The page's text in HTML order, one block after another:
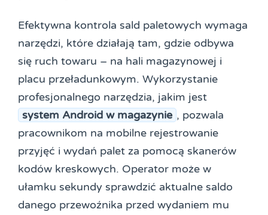
Efektywna kontrola sald paletowych wymaga
narzędzi, które działają tam, gdzie odbywa
się ruch towaru – na hali magazynowej i
placu przeładunkowym. Wykorzystanie
profesjonalnego narzędzia, jakim jest
system Android w magazynie , pozwala
pracownikom na mobilne rejestrowanie
przyjęć i wydań palet za pomocą skanerów
kodów kreskowych. Operator może w
ułamku sekundy sprawdzić aktualne saldo
danego przewoźnika przed wydaniem mu